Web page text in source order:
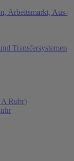
Arbeitsmarkt, Aus-
Transfersystemen
Ruhr)